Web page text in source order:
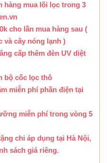
hàng mua lõi lọc trong 3
cho lần mua hàng sau (
cây nóng lạnh )
cấp thêm đèn UV diệt
bộ cốc lọc thô
miễn phí phần điện tại
miễn phí trong vòng 5
chỉ áp dụng tại Hà Nội,
sách giá riêng.